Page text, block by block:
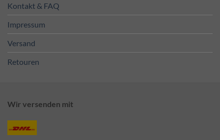
Kontakt & FAQ
Impressum
Versand
Retouren
Wir versenden mit